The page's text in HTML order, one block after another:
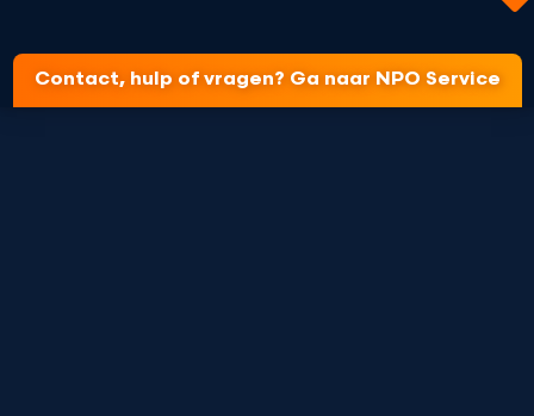
Contact, hulp of vragen? Ga naar NPO Service